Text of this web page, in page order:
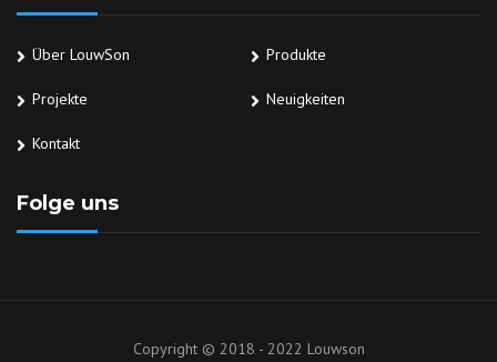
Über LouwSon Produkte
Projekte Neuigkeiten
Kontakt
Folge uns
Copyright © 2018 - 2022 Louwson